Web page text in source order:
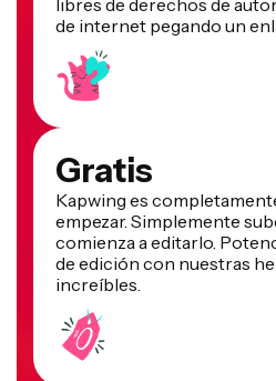
libres de derechos de
de internet pegando un
Gratis
Kapwing es
empezar. Simplemente
comienza a editarlo.
de edición con nuestras
increíbles.